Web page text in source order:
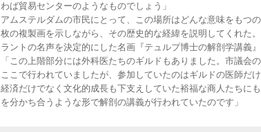
わば貿易センターのようなものでしょう」
アムステルダムの市民にとって、この場所はどんな意味をもつ
枚の複製画を示しながら、その歴史的な経緯を説明してくれた
ラントの名声を決定的にした名画『テュルプ博士の解剖学講義』
「この上階部分には外科医たちのギルドもありました。市議会
ここで行われていましたが、参加していたのはギルドの医師だ
経済だけでなく文化的成長も下支えしていた裕福な商人たちに
を分かち合うような形で解剖の講義が行われていたのです」